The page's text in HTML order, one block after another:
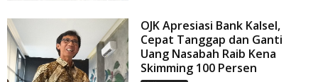
OJK Apresiasi Bank Kalsel,
Cepat Tanggap dan Ganti
Uang Nasabah Raib Kena
Skimming 100 Persen